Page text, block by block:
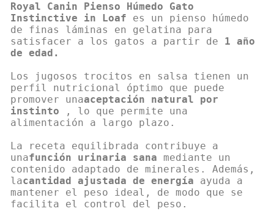
Royal Canin Pienso Húmedo Gato
Instinctive in Loaf es un pienso húmedo
de finas láminas en gelatina para
satisfacer a los gatos a partir de 1 año
de edad.
Los jugosos trocitos en salsa tienen un
perfil nutricional óptimo que puede
promover unaaceptación natural por
instinto , lo que permite una
alimentación a largo plazo.
La receta equilibrada contribuye a
unafunción urinaria sana mediante un
contenido adaptado de minerales. Además,
lacantidad ajustada de energía ayuda a
mantener el peso ideal, de modo que se
facilita el control del peso.